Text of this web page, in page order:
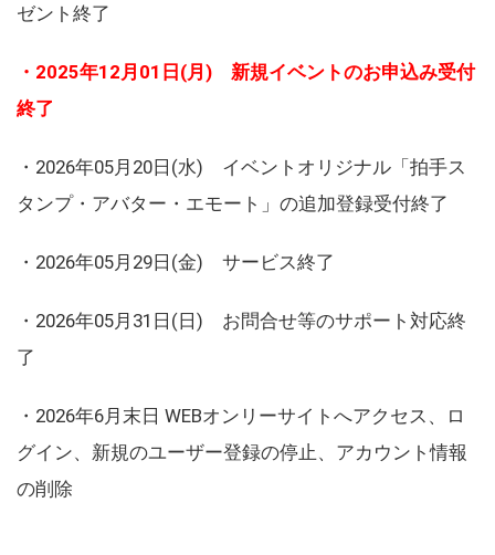
ゼント終了
・2025年12月01日(月) 新規イベントのお申込み受付
終了
・2026年05月20日(水) イベントオリジナル「拍手ス
タンプ・アバター・エモート」の追加登録受付終了
・2026年05月29日(金) サービス終了
・2026年05月31日(日) お問合せ等のサポート対応終
了
・2026年6月末日 WEBオンリーサイトへアクセス、ロ
グイン、新規のユーザー登録の停止、アカウント情報
の削除